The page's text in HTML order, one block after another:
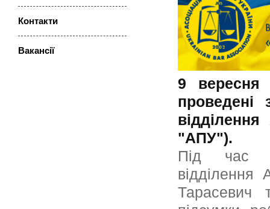
Контакти
Ваканcії
9 вересня
проведені
відділення
"АПУ").
Під час
Тарасевич